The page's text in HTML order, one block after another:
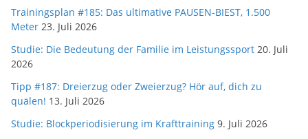
Trainingsplan #185: Das ultimative PAUSEN-BIEST, 1.500
Meter 23. Juli 2026
Studie: Die Bedeutung der Familie im Leistungssport 20. Juli
2026
Tipp #187: Dreierzug oder Zweierzug? Hör auf, dich zu
quälen! 13. Juli 2026
Studie: Blockperiodisierung im Krafttraining 9. Juli 2026